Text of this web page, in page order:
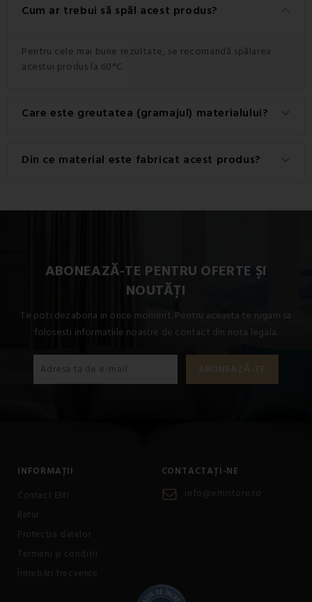
Cum ar trebui să spăl acest produs? keyboard_arrow_down
Pentru cele mai bune rezultate, se recomandă spălarea
acestui produs la 60°C.
Care este greutatea (gramajul) materialului?
Greutatea materialului utilizat pentru acest produs este
Din ce material este fabricat acest produs?
ABONEAZĂ-TE PENTRU OFERTE ȘI
NOUTĂȚI
Te poti dezabona in orice moment. Pentru aceasta te rugam sa
folosesti informatiile noastre de contact din nota legala.
INFORMAȚII
Contact EMI
Retur
Protecția datelor
Termeni și condiții
Întrebări frecvente
CONTACTAȚI-NE
info@emistore.ro